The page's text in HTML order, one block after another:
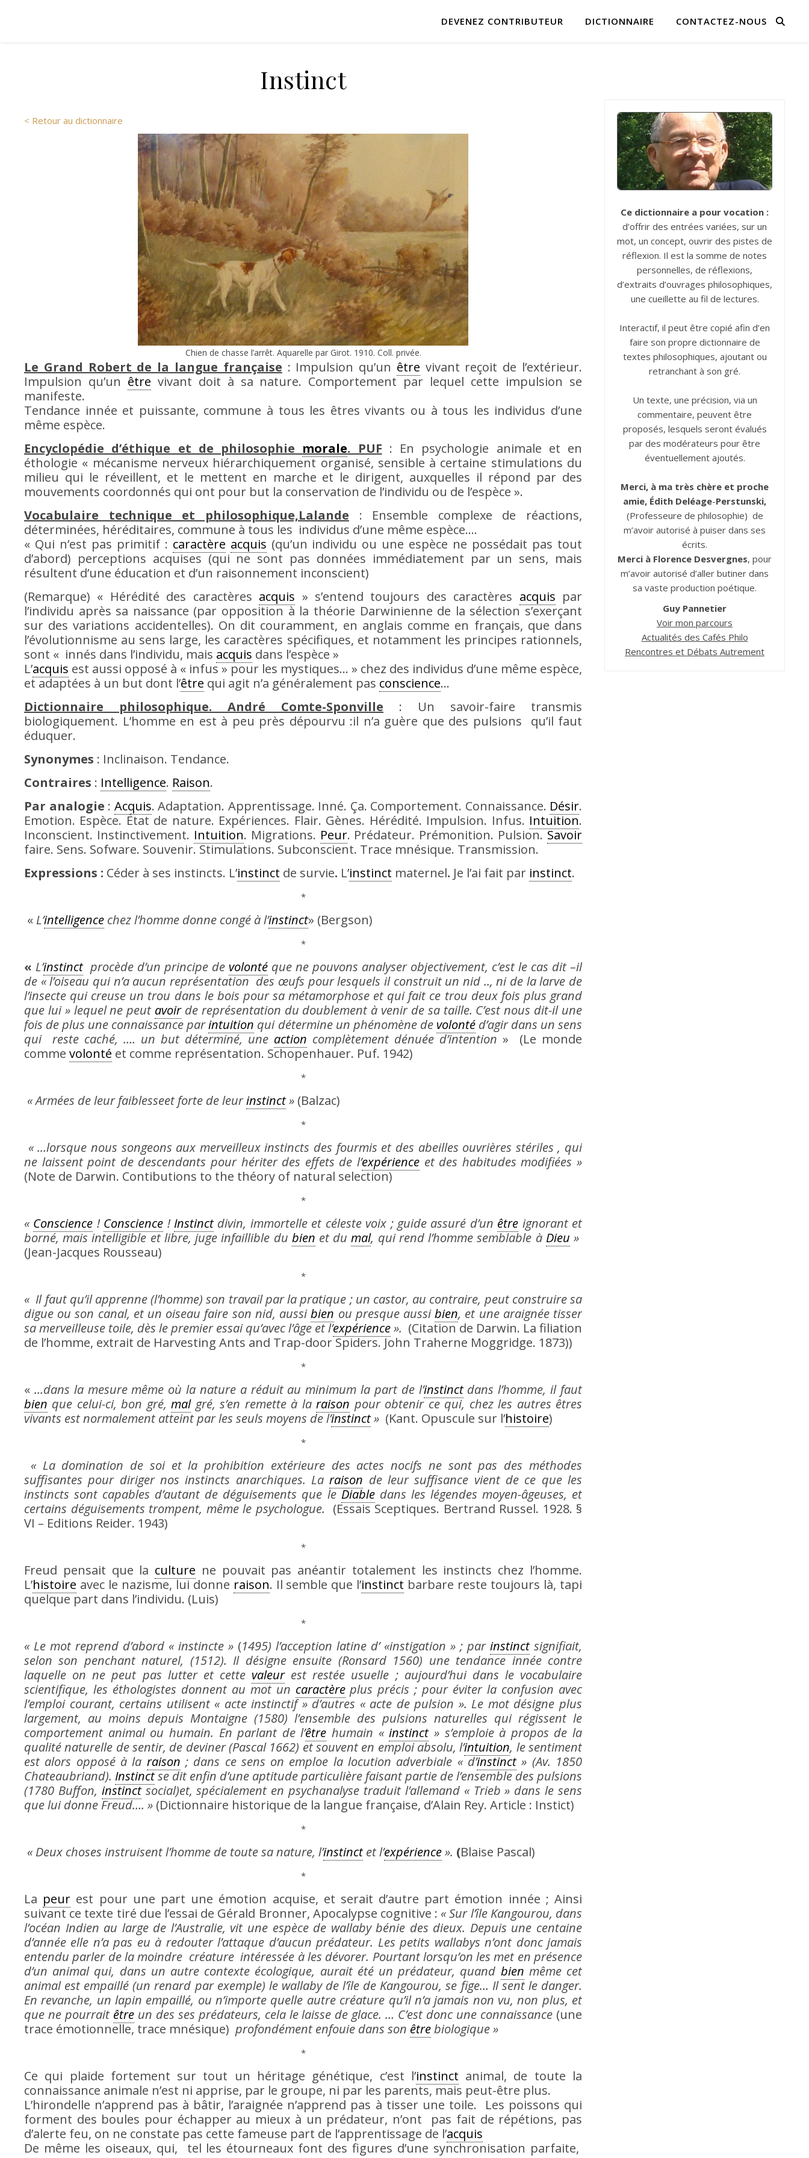
DEVENEZ CONTRIBUTEUR DICTIONNAIRE CONTACTEZ-NOUS
Instinct
< Retour au dictionnaire
Chien de chasse l’arrêt. Aquarelle par Girot. 1910. Coll. privée.
Le Grand Robert de la langue française : Impulsion qu’un être vivant reçoit de l’extérieur.
Impulsion qu’un être vivant doit à sa nature. Comportement par lequel cette impulsion se
manifeste.
Tendance innée et puissante, commune à tous les êtres vivants ou à tous les individus d’une
même espèce.
Encyclopédie d’éthique et de philosophie morale. PUF : En psychologie animale et en
éthologie « mécanisme nerveux hiérarchiquement organisé, sensible à certaine stimulations du
milieu qui le réveillent, et le mettent en marche et le dirigent, auxquelles il répond par des
mouvements coordonnés qui ont pour but la conservation de l’individu ou de l’espèce ».
Vocabulaire technique et philosophique,Lalande : Ensemble complexe de réactions,
déterminées, héréditaires, commune à tous les individus d’une même espèce….
« Qui n’est pas primitif : caractère acquis (qu’un individu ou une espèce ne possédait pas tout
d’abord) perceptions acquises (qui ne sont pas données immédiatement par un sens, mais
résultent d’une éducation et d’un raisonnement inconscient)
(Remarque) « Hérédité des caractères acquis » s’entend toujours des caractères acquis par
l’individu après sa naissance (par opposition à la théorie Darwinienne de la sélection s’exerçant
sur des variations accidentelles). On dit couramment, en anglais comme en français, que dans
l’évolutionnisme au sens large, les caractères spécifiques, et notamment les principes rationnels,
sont « innés dans l’individu, mais acquis dans l’espèce »
L’acquis est aussi opposé à « infus » pour les mystiques… » chez des individus d’une même espèce,
et adaptées à un but dont l’être qui agit n’a généralement pas conscience…
Dictionnaire philosophique. André Comte-Sponville : Un savoir-faire transmis
biologiquement. L’homme en est à peu près dépourvu :il n’a guère que des pulsions qu’il faut
éduquer.
Synonymes : Inclinaison. Tendance.
Contraires : Intelligence. Raison.
Par analogie : Acquis. Adaptation. Apprentissage. Inné. Ça. Comportement. Connaissance. Désir.
Emotion. Espèce. État de nature. Expériences. Flair. Gènes. Hérédité. Impulsion. Infus. Intuition.
Inconscient. Instinctivement. Intuition. Migrations. Peur. Prédateur. Prémonition. Pulsion. Savoir
faire. Sens. Sofware. Souvenir. Stimulations. Subconscient. Trace mnésique. Transmission.
Expressions : Céder à ses instincts. L’instinct de survie. L’instinct maternel. Je l’ai fait par instinct.
*
« L’intelligence chez l’homme donne congé à l’instinct» (Bergson)
*
« L’instinctprocède d’un principe de volonté que ne pouvons analyser objectivement, c’est le cas dit –il
de « l’oiseau qui n’a aucun représentation des œufs pour lesquels il construit un nid .., ni de la larve de
l’insecte qui creuse un trou dans le bois pour sa métamorphose et qui fait ce trou deux fois plus grand
que lui » lequel ne peut avoirde représentation du doublement à venir de sa taille. C’est nous dit-il une
fois de plus une connaissance parintuition qui détermine un phénomène de volontéd’agir dans un sens
qui reste caché, …. un but déterminé, une action complètement dénuée d’intention » (Le monde
comme volonté et comme représentation. Schopenhauer. Puf. 1942)
*
« Armées de leur faiblesseet forte de leurinstinct» (Balzac)
*
« …lorsque nous songeons aux merveilleux instincts des fourmis et des abeilles ouvrières stériles , qui
ne laissent point de descendants pour hériter des effets de l’expérience et des habitudes modifiées »
(Note de Darwin. Contibutions to the théory of natural selection)
*
« Conscience ! Conscience ! Instinctdivin, immortelle et céleste voix ; guide assuré d’un être ignorant et
borné, mais intelligible et libre, juge infaillible du bien et dumal, qui rend l’homme semblable à Dieu »
(Jean-Jacques Rousseau)
*
« Il faut qu’il apprenne (l’homme) son travail par la pratique ; un castor, au contraire, peut construire sa
digue ou son canal, et un oiseau faire son nid, aussibien ou presque aussibien, et une araignée tisser
sa merveilleuse toile, dès le premier essai qu’avec l’âge et l’expérience». (Citation de Darwin. La filiation
de l’homme, extrait de Harvesting Ants and Trap-door Spiders. John Traherne Moggridge. 1873))
*
« …dans la mesure même où la nature a réduit au minimum la part de l’instinctdans l’homme, il faut
bien que celui-ci, bon gré,malgré, s’en remette à laraison pour obtenir ce qui, chez les autres êtres
vivants est normalement atteint par les seuls moyens de l’instinct» (Kant. Opuscule sur l’histoire)
*
« La domination de soi et la prohibition extérieure des actes nocifs ne sont pas des méthodes
suffisantes pour diriger nos instincts anarchiques. Laraison de leur suffisance vient de ce que les
instincts sont capables d’autant de déguisements que le Diabledans les légendes moyen-âgeuses, et
certains déguisements trompent, même le psychologue. (Essais Sceptiques. Bertrand Russel. 1928. §
VI – Editions Reider. 1943)
*
Freud pensait que la culture ne pouvait pas anéantir totalement les instincts chez l’homme.
L’histoire avec le nazisme, lui donne raison. Il semble que l’instinct barbare reste toujours là, tapi
quelque part dans l’individu. (Luis)
*
« Le mot reprend d’abord « instincte » (1495) l’acception latine d’ «instigation » ; par instinctsignifiait,
selon son penchant naturel, (1512). Il désigne ensuite (Ronsard 1560) une tendance innée contre
laquelle on ne peut pas lutter et cette valeurest restée usuelle ; aujourd’hui dans le vocabulaire
scientifique, les éthologistes donnent au mot un caractèreplus précis ; pour éviter la confusion avec
l’emploi courant, certains utilisent « acte instinctif » d’autres « acte de pulsion ». Le mot désigne plus
largement, au moins depuis Montaigne (1580) l’ensemble des pulsions naturelles qui régissent le
comportement animal ou humain. En parlant de l’être humain «instinct» s’emploie à propos de la
qualité naturelle de sentir, de deviner (Pascal 1662) et souvent en emploi absolu, l’intuition, le sentiment
est alors opposé à la raison ; dans ce sens on emploe la locution adverbiale « d’instinct» (Av. 1850
Chateaubriand). Instinctse dit enfin d’une aptitude particulière faisant partie de l’ensemble des pulsions
(1780 Buffon, instinctsocial)et, spécialement en psychanalyse traduit l’allemand « Trieb » dans le sens
que lui donne Freud…. » (Dictionnaire historique de la langue française, d’Alain Rey. Article : Instict)
*
« Deux choses instruisent l’homme de toute sa nature, l’instinctet l’expérience». (Blaise Pascal)
*
La peur est pour une part une émotion acquise, et serait d’autre part émotion innée ; Ainsi
suivant ce texte tiré due l’essai de Gérald Bronner, Apocalypse cognitive : « Sur l’île Kangourou, dans
l’océan Indien au large de l’Australie, vit une espèce de wallaby bénie des dieux. Depuis une centaine
d’année elle n’a pas eu à redouter l’attaque d’aucun prédateur. Les petits wallabys n’ont donc jamais
entendu parler de la moindre créature intéressée à les dévorer. Pourtant lorsqu’on les met en présence
d’un animal qui, dans un autre contexte écologique, aurait été un prédateur, quand bien même cet
animal est empaillé (un renard par exemple) le wallaby de l’île de Kangourou, se fige… Il sent le danger.
En revanche, un lapin empaillé, ou n’importe quelle autre créature qu’il n’a jamais non vu, non plus, et
que ne pourrait êtreun des ses prédateurs, cela le laisse de glace. … C’est donc une connaissance (une
trace émotionnelle, trace mnésique) profondément enfouie dans son êtrebiologique »
*
Ce qui plaide fortement sur tout un héritage génétique, c’est l’instinct animal, de toute la
connaissance animale n’est ni apprise, par le groupe, ni par les parents, mais peut-être plus.
L’hirondelle n’apprend pas à bâtir, l’araignée n’apprend pas à tisser une toile. Les poissons qui
forment des boules pour échapper au mieux à un prédateur, n’ont pas fait de répétions, pas
d’alerte feu, on ne constate pas cette fameuse part de l’apprentissage de l’acquis
De même les oiseaux, qui, tel les étourneaux font des figures d’une synchronisation parfaite,
Ce dictionnaire a pour vocation :
d’offrir des entrées variées, sur un
mot, un concept, ouvrir des pistes de
réflexion. Il est la somme de notes
personnelles, de réflexions,
d’extraits d’ouvrages philosophiques,
une cueillette au fil de lectures.
Interactif, il peut être copié afin d’en
faire son propre dictionnaire de
textes philosophiques, ajoutant ou
retranchant à son gré.
Un texte, une précision, via un
commentaire, peuvent être
proposés, lesquels seront évalués
par des modérateurs pour être
éventuellement ajoutés.
Merci, à ma très chère et proche
amie, Édith Deléage-Perstunski,
(Professeure de philosophie) de
m’avoir autorisé à puiser dans ses
écrits.
Merci à Florence Desvergnes, pour
m’avoir autorisé d’aller butiner dans
sa vaste production poétique.
Guy Pannetier
Voir mon parcours
Actualités des Cafés Philo
Rencontres et Débats Autrement